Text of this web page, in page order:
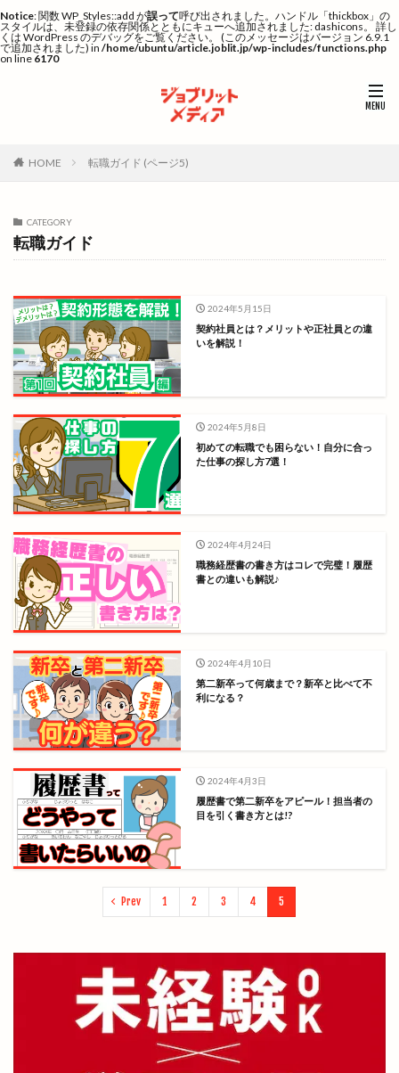
Notice: 関数 WP_Styles::add が誤って呼び出されました。ハンドル「thickbox」の
スタイルは、未登録の依存関係とともにキューへ追加されました: dashicons。 詳し
くは WordPress のデバッグをご覧ください。 (このメッセージはバージョン 6.9.1
で追加されました) in /home/ubuntu/article.joblit.jp/wp-includes/functions.php
on line 6170
HOME 転職ガイド (ページ5)
CATEGORY
転職ガイド
2024年5月15日
契約社員とは？メリットや正社員との違
いを解説！
2024年5月8日
初めての転職でも困らない！自分に合っ
た仕事の探し方7選！
2024年4月24日
職務経歴書の書き方はコレで完璧！履歴
書との違いも解説♪
2024年4月10日
第二新卒って何歳まで？新卒と比べて不
利になる？
2024年4月3日
履歴書で第二新卒をアピール！担当者の
目を引く書き方とは!?
Prev 1 2 3 4 5